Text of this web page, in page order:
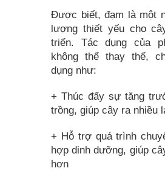
Được biết, đạm là một
lượng thiết yếu cho
triển. Tác dụng của
không thể thay thế,
dụng như:
+ Thúc đẩy sự tăng
trồng, giúp cây ra nhiều
+ Hỗ trợ quá trình
hợp dinh dưỡng, giúp
hơn